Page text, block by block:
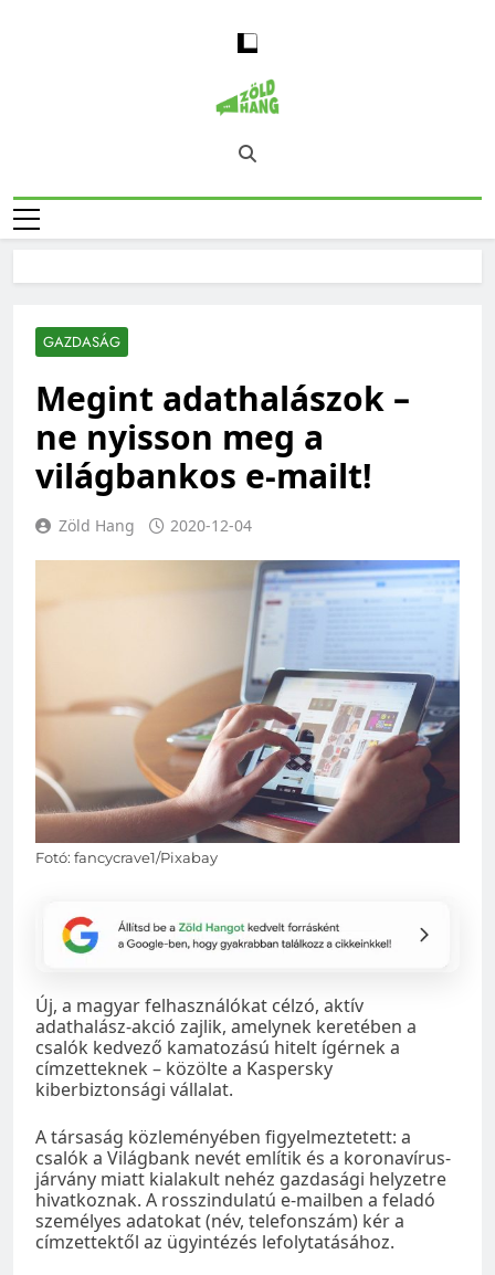
Magyarország
Zöld Hangja
Zöld Hang – Természet, Klímaváltozás,
Fenntarthatóság, Jövő
GAZDASÁG
Megint adathalászok –
ne nyisson meg a
világbankos e-mailt!
Zöld Hang 2020-12-04
Fotó: fancycrave1/Pixabay
Új, a magyar felhasználókat célzó, aktív
adathalász-akció zajlik, amelynek keretében a
csalók kedvező kamatozású hitelt ígérnek a
címzetteknek – közölte a Kaspersky
kiberbiztonsági vállalat.
A társaság közleményében figyelmeztetett: a
csalók a Világbank nevét említik és a koronavírus-
járvány miatt kialakult nehéz gazdasági helyzetre
hivatkoznak. A rosszindulatú e-mailben a feladó
személyes adatokat (név, telefonszám) kér a
címzettektől az ügyintézés lefolytatásához.